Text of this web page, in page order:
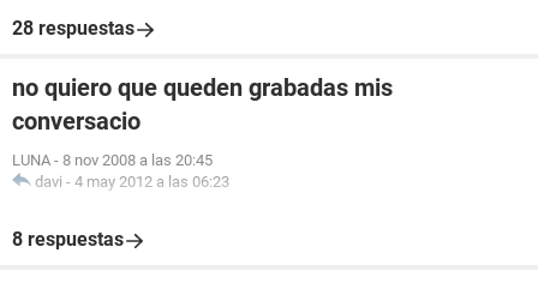
28 respuestas
no quiero que queden grabadas mis
conversacio
LUNA - 8 nov 2008 a las 20:45
davi - 4 may 2012 a las 06:23
8 respuestas